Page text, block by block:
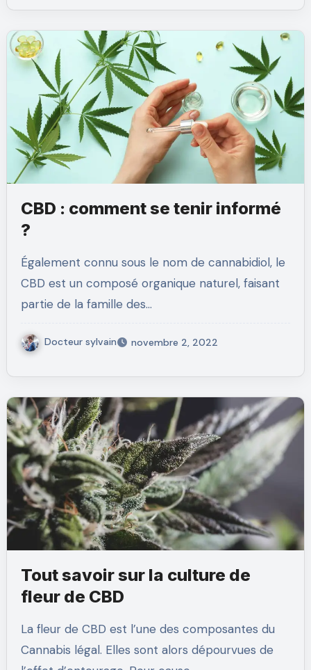
CBD : comment se tenir informé
?
Également connu sous le nom de cannabidiol, le
CBD est un composé organique naturel, faisant
partie de la famille des…
Docteur sylvain novembre 2, 2022
Tout savoir sur la culture de
fleur de CBD
La fleur de CBD est l’une des composantes du
Cannabis légal. Elles sont alors dépourvues de